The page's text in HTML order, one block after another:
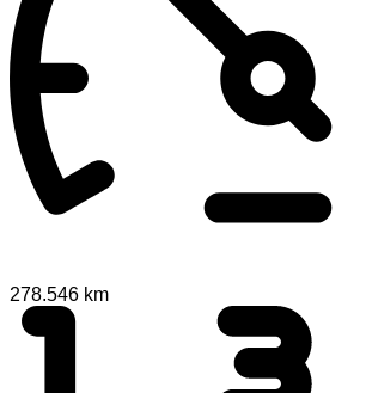
278.546 km